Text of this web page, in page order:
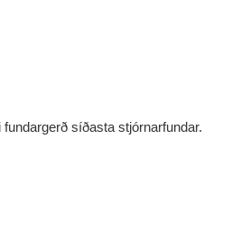
síðasta stjórnarfundar.